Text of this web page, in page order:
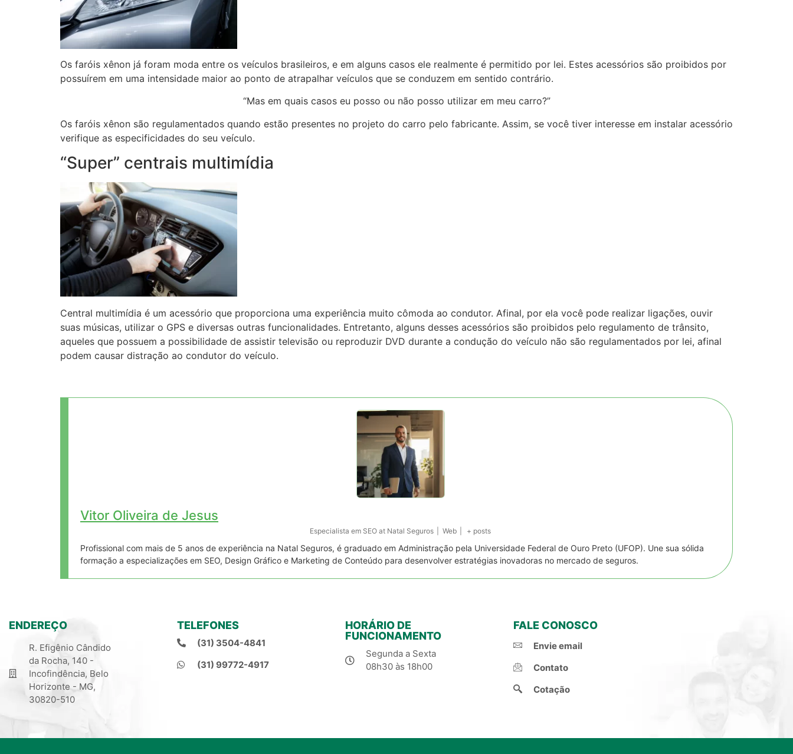
Os faróis xênon já foram moda entre os veículos brasileiros, e em alguns casos ele realmente é permitido por lei. Estes acessórios são proibidos por
possuírem em uma intensidade maior ao ponto de atrapalhar veículos que se conduzem em sentido contrário.
“Mas em quais casos eu posso ou não posso utilizar em meu carro?”
Os faróis xênon são regulamentados quando estão presentes no projeto do carro pelo fabricante. Assim, se você tiver interesse em instalar acessório
verifique as especificidades do seu veículo.
“Super” centrais multimídia
Central multimídia é um acessório que proporciona uma experiência muito cômoda ao condutor. Afinal, por ela você pode realizar ligações, ouvir
suas músicas, utilizar o GPS e diversas outras funcionalidades. Entretanto, alguns desses acessórios são proibidos pelo regulamento de trânsito,
aqueles que possuem a possibilidade de assistir televisão ou reproduzir DVD durante a condução do veículo não são regulamentados por lei, afinal
podem causar distração ao condutor do veículo.
Vitor Oliveira de Jesus
Especialista em SEO at Natal Seguros Web + posts
Profissional com mais de 5 anos de experiência na Natal Seguros, é graduado em Administração pela Universidade Federal de Ouro Preto (UFOP). Une sua sólida
formação a especializações em SEO, Design Gráfico e Marketing de Conteúdo para desenvolver estratégias inovadoras no mercado de seguros.
ENDEREÇO
R. Efigênio Cândido
da Rocha, 140 -
Incofindência, Belo
Horizonte - MG,
30820-510
TELEFONES
(31) 3504-4841
(31) 99772-4917
HORÁRIO DE
FUNCIONAMENTO
Segunda a Sexta
08h30 às 18h00
FALE CONOSCO
Envie email
Contato
Cotação